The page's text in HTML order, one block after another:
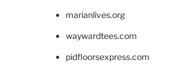
marianlives.org
waywardtees.com
pidfloorsexpress.com